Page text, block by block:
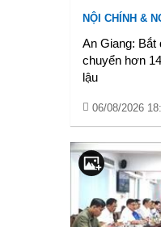
NỘI CHÍNH &
An Giang: Bắt
chuyển hơn
lậu
06/08/2026